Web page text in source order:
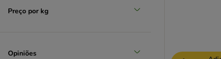
Preço por kg
Opiniões